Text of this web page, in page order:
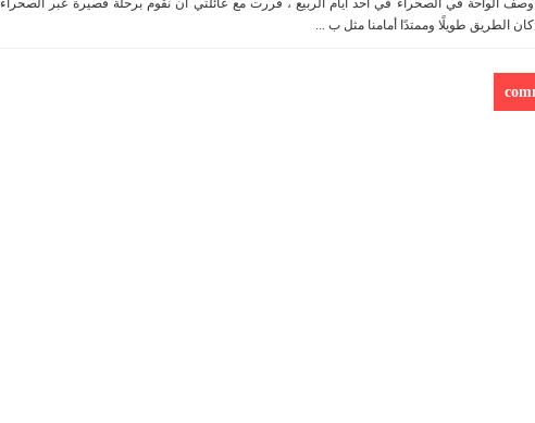
كان الطريق طويلًا وممتدًا أمامنا مثل ب ...